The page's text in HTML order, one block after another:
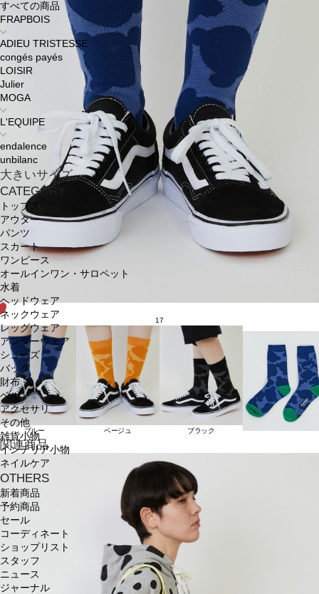
すべての商品
FRAPBOIS
ADIEU TRISTESSE
congés payés
LOISIR
Julier
MOGA
L'EQUIPE
endalence
unbilanc
大きいサイズ
CATEGORY
トップス
アウター
パンツ
スカート
ワンピース
オールインワン・サロペット
水着
ヘッドウェア
ネックウェア
レッグウェア
アンダーウェア
シューズ
バッグ
財布
ベルト
アクセサリ
その他
雑貨小物
インテリア小物
ネイルケア
OTHERS
新着商品
予約商品
セール
コーディネート
ショップリスト
スタッフ
ニュース
ジャーナル
17
ブルー ベージュ ブラック
関連商品